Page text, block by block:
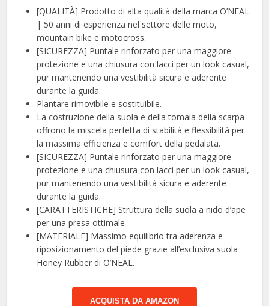
[QUALITÀ] Prodotto di alta qualità della marca O’NEAL
| 50 anni di esperienza nel settore delle moto,
mountain bike e motocross.
[SICUREZZA] Puntale rinforzato per una maggiore
protezione e una chiusura con lacci per un look casual,
pur mantenendo una vestibilità sicura e aderente
durante la guida.
Plantare rimovibile e sostituibile.
La costruzione della suola e della tomaia della scarpa
offrono la miscela perfetta di stabilità e flessibilità per
la massima efficienza e comfort della pedalata.
[SICUREZZA] Puntale rinforzato per una maggiore
protezione e una chiusura con lacci per un look casual,
pur mantenendo una vestibilità sicura e aderente
durante la guida.
[CARATTERISTICHE] Struttura della suola a nido d’ape
per una presa ottimale
[MATERIALE] Massimo equilibrio tra aderenza e
riposizionamento del piede grazie all’esclusiva suola
Honey Rubber di O’NEAL.
ACQUISTA DA AMAZON